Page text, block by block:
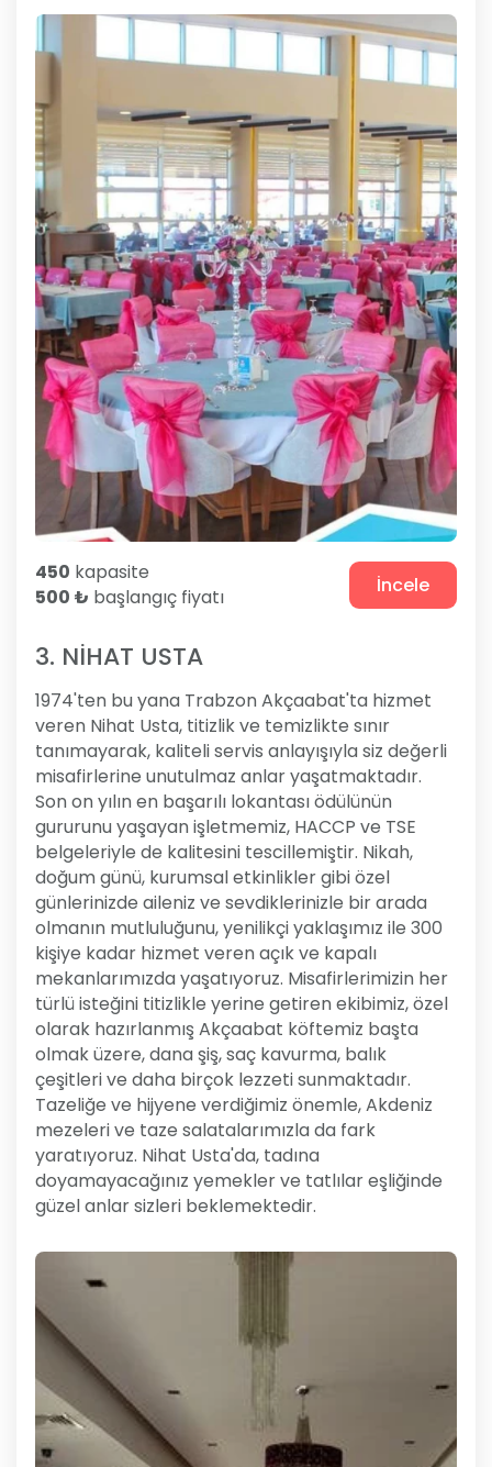
450 kapasite
500 ₺ başlangıç fiyatı İncele
3. NİHAT USTA
1974'ten bu yana Trabzon Akçaabat'ta hizmet
veren Nihat Usta, titizlik ve temizlikte sınır
tanımayarak, kaliteli servis anlayışıyla siz değerli
misafirlerine unutulmaz anlar yaşatmaktadır.
Son on yılın en başarılı lokantası ödülünün
gururunu yaşayan işletmemiz, HACCP ve TSE
belgeleriyle de kalitesini tescillemiştir. Nikah,
doğum günü, kurumsal etkinlikler gibi özel
günlerinizde aileniz ve sevdiklerinizle bir arada
olmanın mutluluğunu, yenilikçi yaklaşımız ile 300
kişiye kadar hizmet veren açık ve kapalı
mekanlarımızda yaşatıyoruz. Misafirlerimizin her
türlü isteğini titizlikle yerine getiren ekibimiz, özel
olarak hazırlanmış Akçaabat köftemiz başta
olmak üzere, dana şiş, saç kavurma, balık
çeşitleri ve daha birçok lezzeti sunmaktadır.
Tazeliğe ve hijyene verdiğimiz önemle, Akdeniz
mezeleri ve taze salatalarımızla da fark
yaratıyoruz. Nihat Usta'da, tadına
doyamayacağınız yemekler ve tatlılar eşliğinde
güzel anlar sizleri beklemektedir.